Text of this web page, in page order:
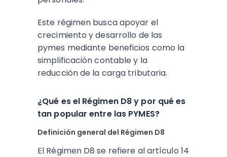
Este régimen busca apoyar el
crecimiento y desarrollo de las
pymes mediante beneficios como la
simplificación contable y la
reducción de la carga tributaria.
¿Qué es el Régimen D8 y por qué es
tan popular entre las PYMES?
Definición general del Régimen D8
El Régimen D8 se refiere al artículo 14